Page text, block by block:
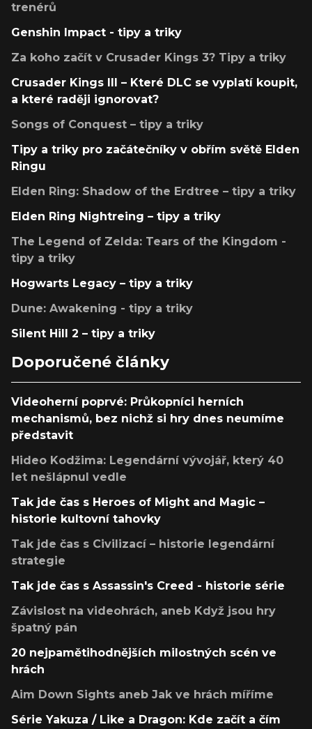
trenérů
Genshin Impact - tipy a triky
Za koho začít v Crusader Kings 3? Tipy a triky
Crusader Kings III – Které DLC se vyplatí koupit,
a které raději ignorovat?
Songs of Conquest – tipy a triky
Tipy a triky pro začátečníky v obřím světě Elden
Ringu
Elden Ring: Shadow of the Erdtree – tipy a triky
Elden Ring Nightreing – tipy a triky
The Legend of Zelda: Tears of the Kingdom -
tipy a triky
Hogwarts Legacy – tipy a triky
Dune: Awakening - tipy a triky
Silent Hill 2 – tipy a triky
Doporučené články
Videoherní poprvé: Průkopníci herních
mechanismů, bez nichž si hry dnes neumíme
představit
Hideo Kodžima: Legendární vývojář, který 40
let nešlápnul vedle
Tak jde čas s Heroes of Might and Magic –
historie kultovní tahovky
Tak jde čas s Civilizací – historie legendární
strategie
Tak jde čas s Assassin's Creed - historie série
Závislost na videohrách, aneb Když jsou hry
špatný pán
20 nejpamětihodnějších milostných scén ve
hrách
Aim Down Sights aneb Jak ve hrách míříme
Série Yakuza / Like a Dragon: Kde začít a čím